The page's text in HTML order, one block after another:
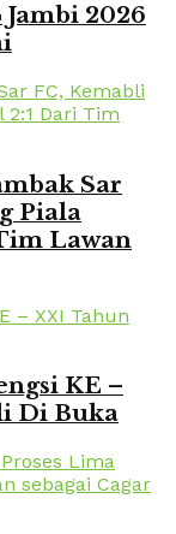
2026
Sar
Piala
Lawan
KE –
Di Buka